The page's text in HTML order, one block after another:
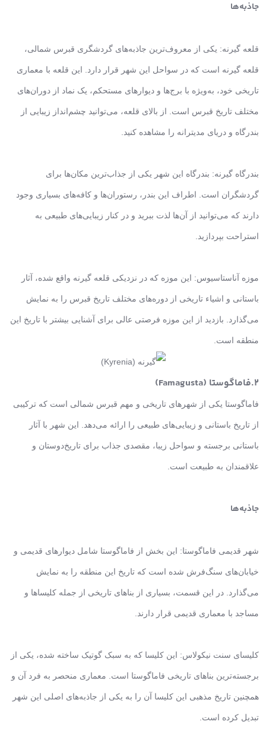
جاذبه‌ها
قلعه گیرنه: یکی از معروف‌ترین جاذبه‌های گردشگری قبرس شمالی،
قلعه گیرنه است که در سواحل این شهر قرار دارد. این قلعه با معماری
تاریخی خود، به‌ویژه با برج‌ها و دیوارهای مستحکم، یک نماد از دوران‌های
مختلف تاریخ قبرس است. از بالای قلعه، می‌توانید چشم‌انداز زیبایی از
بندرگاه و دریای مدیترانه را مشاهده کنید.
بندرگاه گیرنه: بندرگاه این شهر یکی از جذاب‌ترین مکان‌ها برای
گردشگران است. اطراف این بندر، رستوران‌ها و کافه‌های بسیاری وجود
دارند که می‌توانید از آن‌ها لذت ببرید و در کنار زیبایی‌های طبیعی به
استراحت بپردازید.
موزه آناستاسیوس: این موزه که در نزدیکی قلعه گیرنه واقع شده، آثار
باستانی و اشیاء تاریخی از دوره‌های مختلف تاریخ قبرس را به نمایش
می‌گذارد. بازدید از این موزه فرصتی عالی برای آشنایی بیشتر با تاریخ این
منطقه است.
2.فاماگوستا (Famagusta)
فاماگوستا یکی از شهرهای تاریخی و مهم قبرس شمالی است که ترکیبی
از تاریخ باستانی و زیبایی‌های طبیعی را ارائه می‌دهد. این شهر با آثار
باستانی برجسته و سواحل زیبا، مقصدی جذاب برای تاریخ‌دوستان و
علاقمندان به طبیعت است.
جاذبه‌ها
شهر قدیمی فاماگوستا: این بخش از فاماگوستا شامل دیوارهای قدیمی و
خیابان‌های سنگ‌فرش شده است که تاریخ این منطقه را به نمایش
می‌گذارد. در این قسمت، بسیاری از بناهای تاریخی از جمله کلیساها و
مساجد با معماری قدیمی قرار دارند.
کلیسای سنت نیکولاس: این کلیسا که به سبک گوتیک ساخته شده، یکی از
برجسته‌ترین بناهای تاریخی فاماگوستا است. معماری منحصر به فرد آن و
همچنین تاریخ مذهبی این کلیسا آن را به یکی از جاذبه‌های اصلی این شهر
تبدیل کرده است.